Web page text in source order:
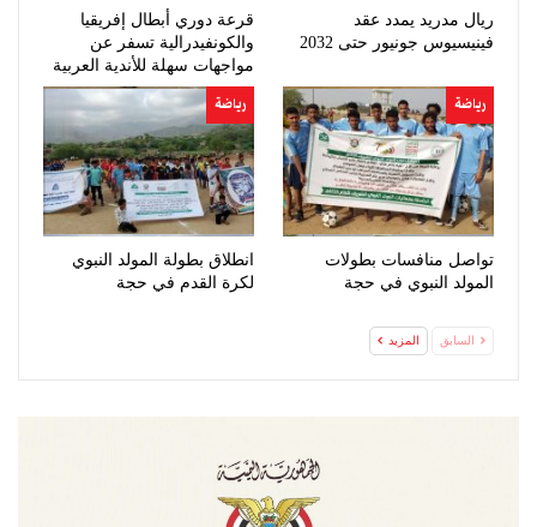
ريال مدريد يمدد عقد
فينيسيوس جونيور حتى 2032
قرعة دوري أبطال إفريقيا
والكونفيدرالية تسفر عن
مواجهات سهلة للأندية العربية
رياضة
تواصل منافسات بطولات
المولد النبوي في حجة
رياضة
انطلاق بطولة المولد النبوي
لكرة القدم في حجة
السابق المزيد